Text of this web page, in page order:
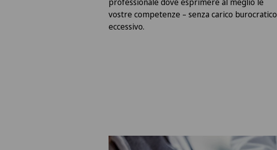
vostre competenze – senza carico burocratico
eccessivo.